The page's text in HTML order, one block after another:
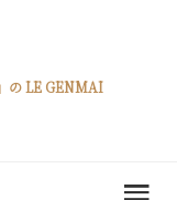
の LE GENMAI